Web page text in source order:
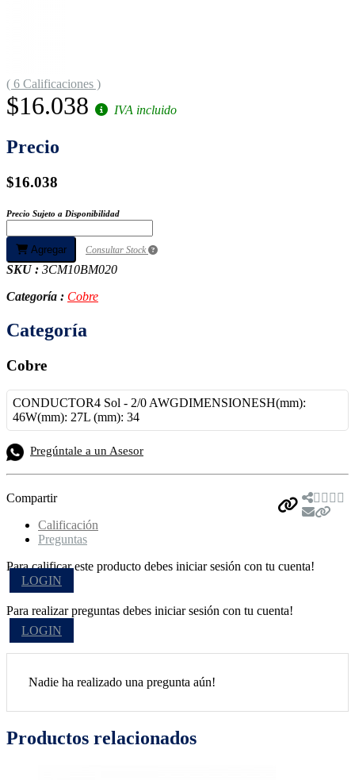
( 6 Calificaciones )
$16.038 IVA incluido
Precio
$16.038
Precio Sujeto a Disponibilidad
Agregar Consultar Stock
SKU : 3CM10BM020
Categoría : Cobre
Categoría
Cobre
CONDUCTOR4 Sol - 2/0 AWGDIMENSIONESH(mm):
46W(mm): 27L (mm): 34
Pregúntale a un Asesor
Compartir
Calificación
Preguntas
Para calificar este producto debes iniciar sesión con tu cuenta!
LOGIN
Para realizar preguntas debes iniciar sesión con tu cuenta!
LOGIN
Nadie ha realizado una pregunta aún!
Productos relacionados